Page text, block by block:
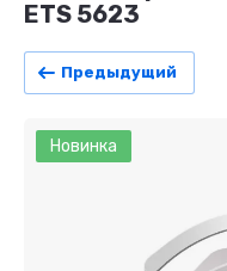
ETS 5623
Предыдущий
Новинка